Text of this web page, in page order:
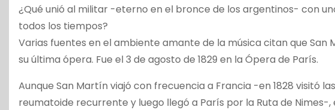
¿Qué unió al militar -eterno en el bronce de los argentinos- con
todos los tiempos?
Varias fuentes en el ambiente amante de la música citan que San
su última ópera. Fue el 3 de agosto de 1829 en la Ópera de París.
Aunque San Martín viajó con frecuencia a Francia -en 1828 visitó
reumatoide recurrente y luego llegó a París por la Ruta de